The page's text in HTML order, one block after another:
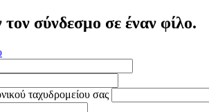
τον σύνδεσμο σε έναν φίλο.
ταχυδρομείου σας